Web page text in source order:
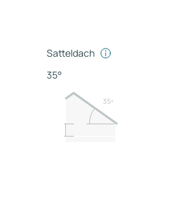
Satteldach
35°
35º